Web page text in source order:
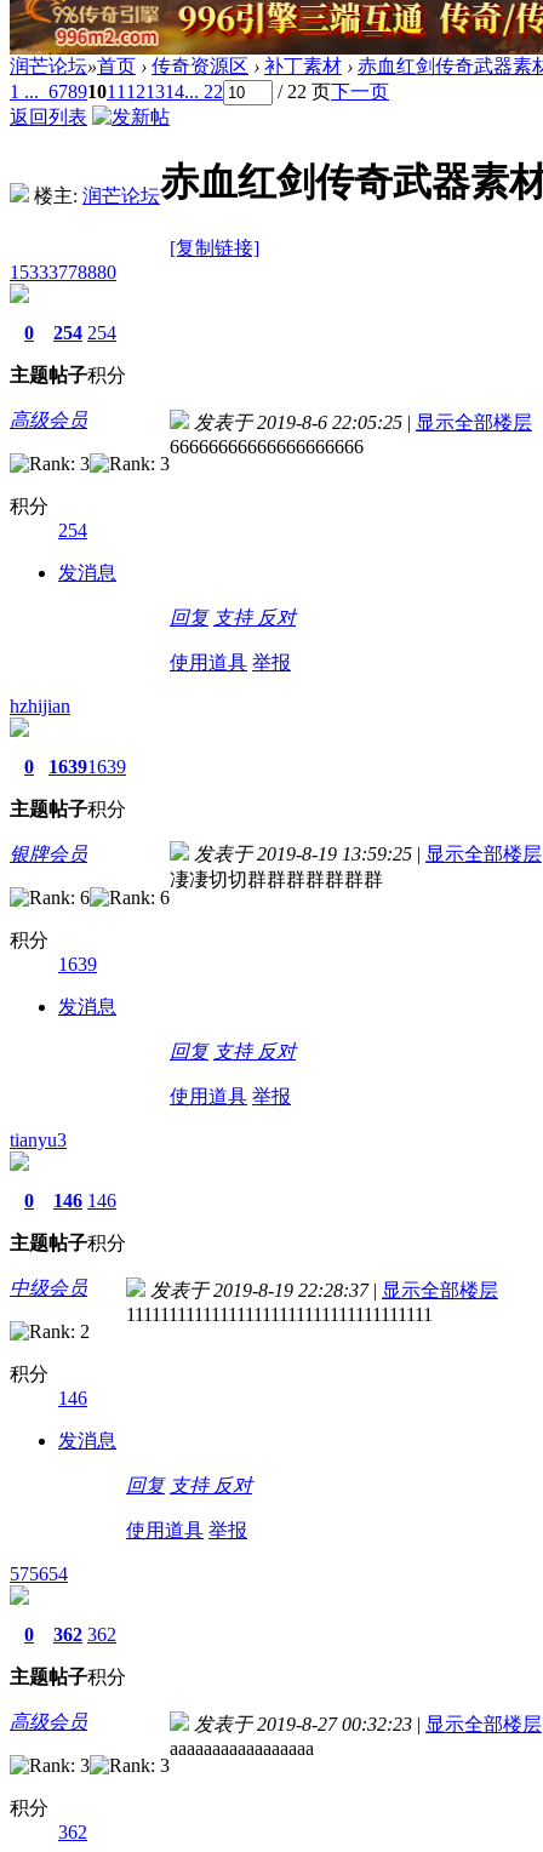
润芒论坛»首页 › 传奇资源区 › 补丁素材 › 赤血红剑传奇武器素
1 ... 67891011 121314... 22 / 22 页下一页
返回列表
楼主: 润芒论坛赤血红剑传奇武器素
[复制链接]
15333778880
0
主题
254
帖子
254
积分
高级会员
积分
254
发消息
发表于 2019-8-6 22:05:25 | 显示全部楼层
66666666666666666666
回复 支持 反对
使用道具 举报
hzhijian
0
主题
1639
帖子
1639
积分
银牌会员
积分
1639
发消息
发表于 2019-8-19 13:59:25 | 显示全部楼层
凄凄切切群群群群群群群
回复 支持 反对
使用道具 举报
tianyu3
0
主题
146
帖子
146
积分
中级会员
积分
146
发消息
发表于 2019-8-19 22:28:37 | 显示全部楼层
111111111111111111111111111111111111
回复 支持 反对
使用道具 举报
575654
0
主题
362
帖子
362
积分
高级会员
积分
362
发表于 2019-8-27 00:32:23 | 显示全部楼层
aaaaaaaaaaaaaaaaa